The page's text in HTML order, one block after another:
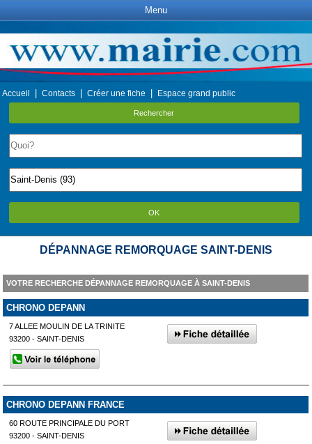
Menu
Accueil Contacts Créer une fiche Espace grand public
Rechercher
OK
DÉPANNAGE REMORQUAGE SAINT-DENIS
VOTRE RECHERCHE DÉPANNAGE REMORQUAGE À SAINT-DENIS
CHRONO DEPANN
7 ALLEE MOULIN DE LA TRINITE
93200 - SAINT-DENIS
CHRONO DEPANN FRANCE
60 ROUTE PRINCIPALE DU PORT
93200 - SAINT-DENIS